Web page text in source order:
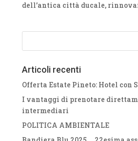
dell’antica città ducale,
Articoli recenti
Offerta Estate Pineto: Hotel con
I vantaggi di prenotare
intermediari
POLITICA AMBIENTALE